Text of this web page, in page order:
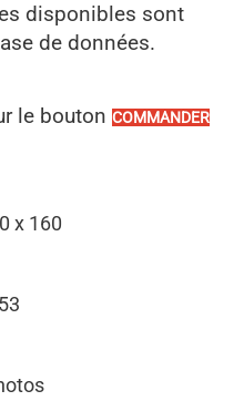
disponibles sont
de données.
le bouton COMMANDER
x 160